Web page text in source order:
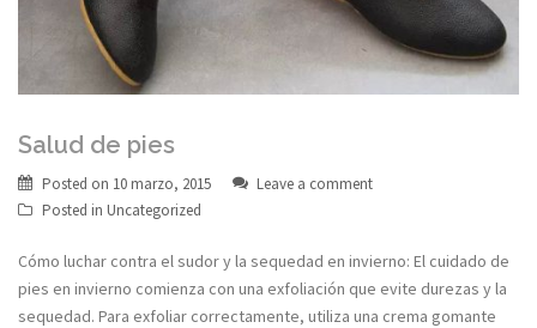
Salud de pies
Posted on 10 marzo, 2015
Leave a comment
Posted in Uncategorized
Cómo luchar contra el sudor y la sequedad en invierno: El cuidado de
pies en invierno comienza con una exfoliación que evite durezas y la
sequedad. Para exfoliar correctamente, utiliza una crema gomante